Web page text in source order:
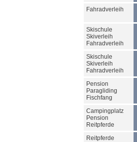
Fahradverleih
Skischule
Skiverleih
Fahradverleih
Skischule
Skiverleih
Fahradverleih
Pension
Paragliding
Fischfang
Campingplatz
Pension
Reitpferde
Reitpferde